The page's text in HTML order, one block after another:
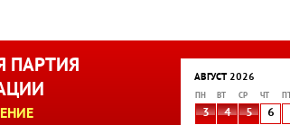
ПАРТИЯ
АВГУСТ 2026
ПН ВТ СР ЧТ
3 4 5 6